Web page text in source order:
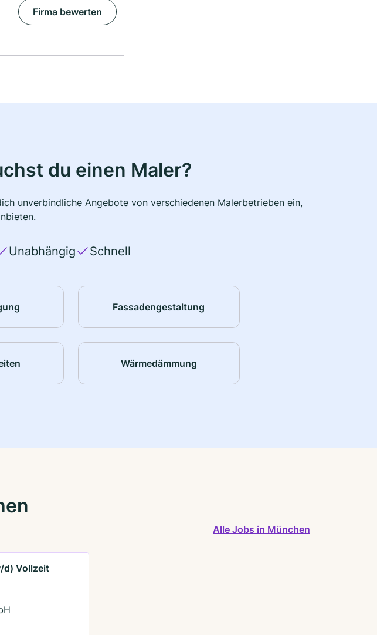
Firma bewerten
du einen Maler?
unverbindliche Angebote von verschiedenen Malerbetrieben ein,
Unabhängig Schnell
Fassadengestaltung
Wärmedämmung
Alle Jobs in München
d) Vollzeit